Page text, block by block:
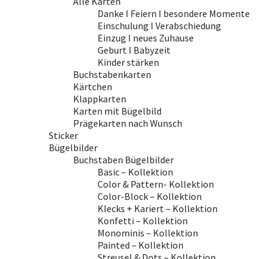
Danke I Feiern I besondere Momente
Einschulung I Verabschiedung
Einzug I neues Zuhause
Geburt I Babyzeit
Kinder stärken
Buchstabenkarten
Kärtchen
Klappkarten
Karten mit Bügelbild
Prägekarten nach Wunsch
Sticker
Bügelbilder
Buchstaben Bügelbilder
Basic – Kollektion
Color & Pattern- Kollektion
Color-Block – Kollektion
Klecks + Kariert – Kollektion
Konfetti – Kollektion
Monominis – Kollektion
Painted – Kollektion